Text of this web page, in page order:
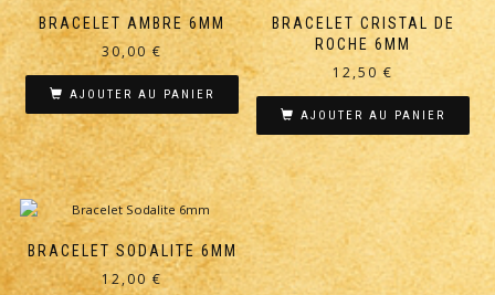
BRACELET AMBRE 6MM
30,00€
AJOUTER AU PANIER
BRACELET CRISTAL DE
ROCHE 6MM
12,50 €
AJOUTER AU PANIER
BRACELET SODALITE 6MM
12,00€